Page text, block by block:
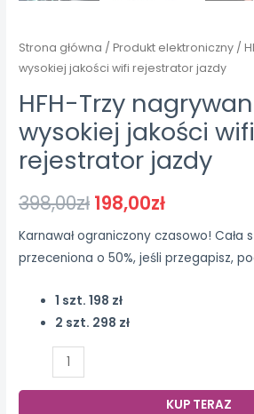
Strona główna /Produkt elektroniczny /
wysokiej jakości wifi rejestrator jazdy
HFH-Trzy
wysokiej jakości wifi
rejestrator jazdy
398,00zł 198,00zł
Karnawał ograniczony czasowo! Cała
przeceniona o 50%, jeśli przegapisz,
1 szt. 198 zł
2 szt. 298 zł
KUP TERAZ